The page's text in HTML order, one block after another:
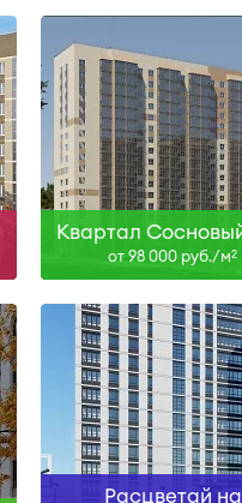
Квартал
от 98 000 руб./м2
Расцветай на
Сдан
Узнать больше
Сдан
Узнать больше